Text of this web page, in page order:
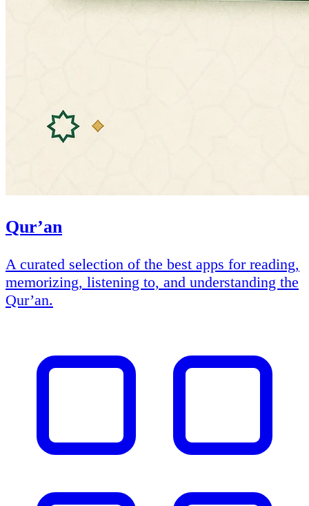
Qur’an
A curated selection of the best apps for reading,
memorizing, listening to, and understanding the
Qur’an.